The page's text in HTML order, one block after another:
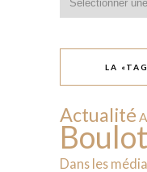
LA
Actualité
Boulot
Dans les